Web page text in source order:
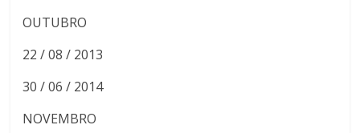
OUTUBRO
22 / 08 / 2013
30 / 06 / 2014
NOVEMBRO